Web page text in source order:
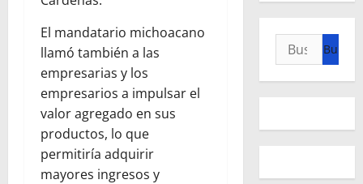
El mandatario michoacano
llamó también a las
empresarias y los
empresarios a impulsar el
valor agregado en sus
productos, lo que
permitiría adquirir
mayores ingresos y
Buscar: